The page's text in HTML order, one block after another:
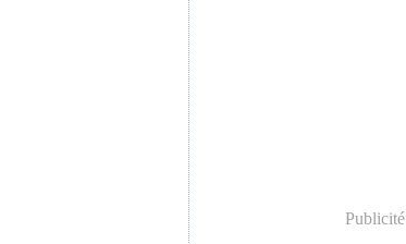
Publicité